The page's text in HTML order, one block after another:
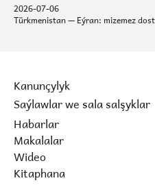
2026-07-06
Türkmenistan — Eýran: mizemez
Kanunçylyk
Saýlawlar we sala salşyklar
Habarlar
Makalalar
Wideo
Kitaphana